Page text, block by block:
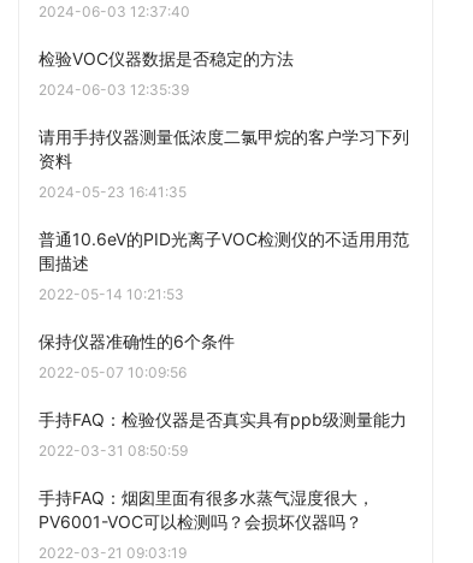
2024-06-03 12:37:40
检验VOC仪器数据是否稳定的方法
2024-06-03 12:35:39
请用手持仪器测量低浓度二氯甲烷的客户学习下列
资料
2024-05-23 16:41:35
普通10.6eV的PID光离子VOC检测仪的不适用用范
围描述
2022-05-14 10:21:53
保持仪器准确性的6个条件
2022-05-07 10:09:56
手持FAQ：检验仪器是否真实具有ppb级测量能力
2022-03-31 08:50:59
手持FAQ：烟囱里面有很多水蒸气湿度很大，
PV6001-VOC可以检测吗？会损坏仪器吗？
2022-03-21 09:03:19